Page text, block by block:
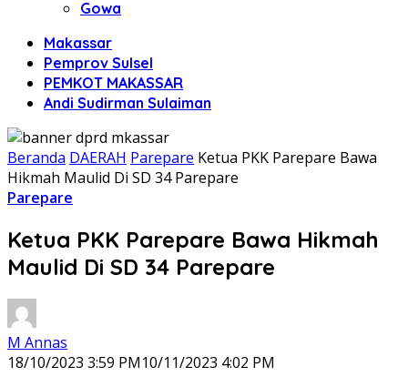
Gowa
Makassar
Pemprov Sulsel
PEMKOT MAKASSAR
Andi Sudirman Sulaiman
Beranda DAERAH Parepare Ketua PKK Parepare Bawa
Hikmah Maulid Di SD 34 Parepare
Parepare
Ketua PKK Parepare Bawa Hikmah
Maulid Di SD 34 Parepare
M Annas
18/10/2023 3:59 PM10/11/2023 4:02 PM